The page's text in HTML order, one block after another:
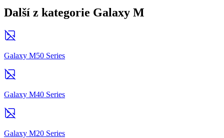
Další z kategorie Galaxy M
Galaxy M50 Series
Galaxy M40 Series
Galaxy M20 Series